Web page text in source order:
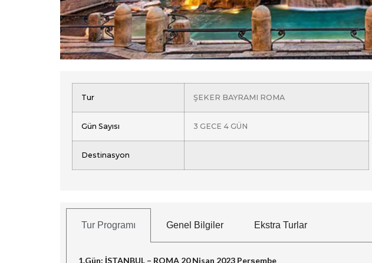
Tur ŞEKER BAYRAMI ROMA
Gün Sayısı 3 GECE 4 GÜN
Destinasyon
Tur Programı Genel Bilgiler Ekstra Turlar
1.Gün: İSTANBUL – ROMA 20 Nisan 2023 Perşembe